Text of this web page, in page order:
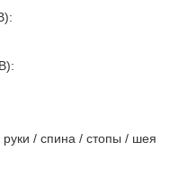
/ спина / стопы / шея